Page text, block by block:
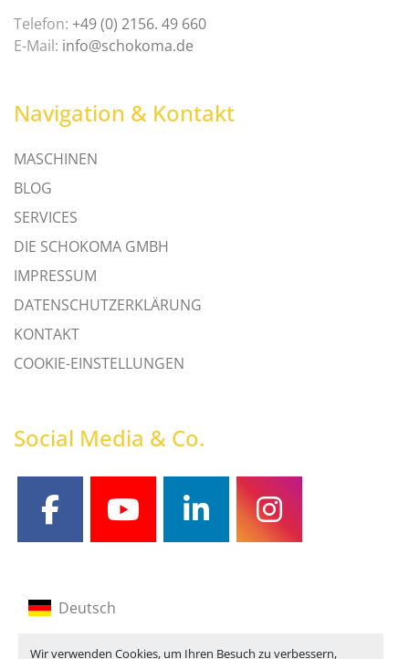
Wir verwenden Cookies, um Ihren Besuch zu verbessern,
Telefon: +49 (0) 2156. 49 660
E-Mail: info@schokoma.de
Navigation & Kontakt
MASCHINEN
BLOG
SERVICES
DIE SCHOKOMA GMBH
IMPRESSUM
DATENSCHUTZERKLÄRUNG
KONTAKT
COOKIE-EINSTELLUNGEN
Social Media & Co.
facebookyoutubelinkedininstagram
Deutsch
Englisch